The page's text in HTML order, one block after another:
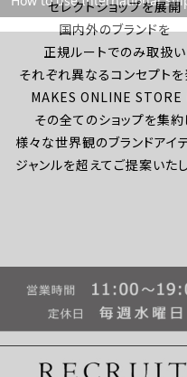
セレクトショップを展開
国内外のブランドを
正規ルートでのみ取扱い
それぞれ異なるコンセプト
MAKES ONLINE STORE
その全てのショップを集約
様々な世界観のブランドアイ
ジャンルを超えてご提案いた